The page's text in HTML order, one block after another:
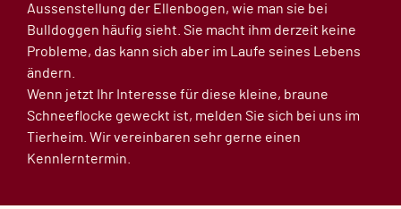
Aussenstellung der Ellenbogen, wie man sie bei
Bulldoggen häufig sieht. Sie macht ihm derzeit keine
Probleme, das kann sich aber im Laufe seines Lebens
ändern.
Wenn jetzt Ihr Interesse für diese kleine, braune
Schneeflocke geweckt ist, melden Sie sich bei uns im
Tierheim. Wir vereinbaren sehr gerne einen
Kennlerntermin.